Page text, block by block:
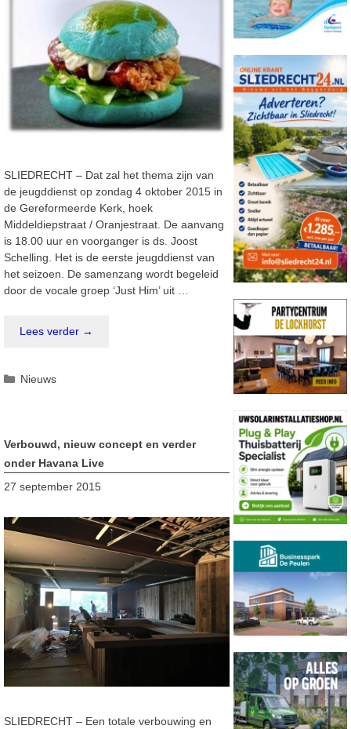
SLIEDRECHT – Dat zal het thema zijn van
de jeugddienst op zondag 4 oktober 2015 in
de Gereformeerde Kerk, hoek
Middeldiepstraat / Oranjestraat. De aanvang
is 18.00 uur en voorganger is ds. Joost
Schelling. Het is de eerste jeugddienst van
het seizoen. De samenzang wordt begeleid
door de vocale groep ‘Just Him’ uit …
Lees verder →
Categorieën
Nieuws
Verbouwd, nieuw concept en verder
onder Havana Live
27 september 2015
SLIEDRECHT – Een totale verbouwing en